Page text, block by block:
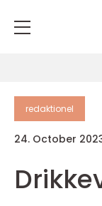
redaktionel
24. October